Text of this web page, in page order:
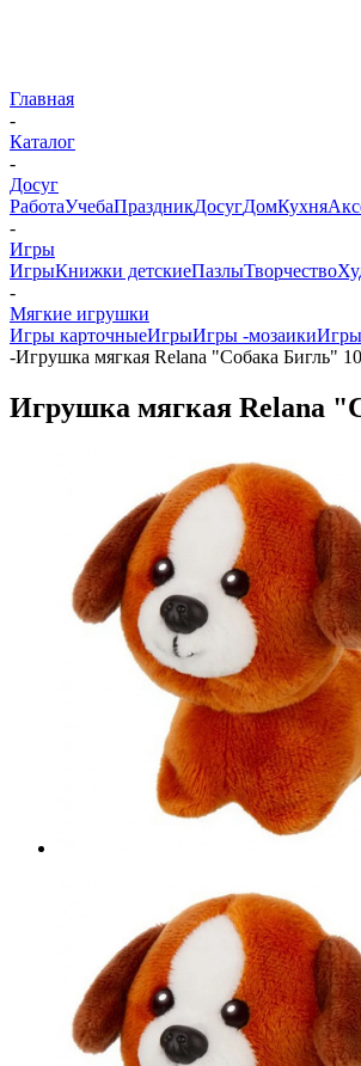
Главная
-
Каталог
-
Досуг
РаботаУчебаПраздникДосугДомКухня
-
Игры
ИгрыКнижки детскиеПазлыТворчество
-
Мягкие игрушки
Игры карточныеИгрыИгры -мозаики
-Игрушка мягкая Relana "Собака Бигль"
Игрушка мягкая Relana